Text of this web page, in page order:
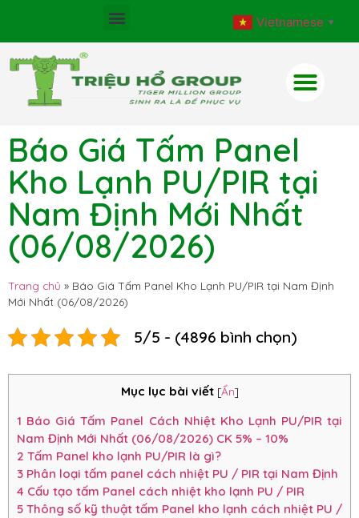
Vietnamese ▼
Báo Giá Tấm Panel
Kho Lạnh PU/PIR tại
Nam Định Mới Nhất
(06/08/2026)
Trang chủ » Báo Giá Tấm Panel Kho Lạnh PU/PIR tại Nam Định
Mới Nhất (06/08/2026)
5/5 - (4896 bình chọn)
Mục lục bài viết [Ẩn]
1 Báo Giá Tấm Panel Cách Nhiệt Kho Lạnh PU/PIR tại
Nam Định Mới Nhất (06/08/2026) CK 5% – 10%
2 Tấm Panel kho lạnh PU/PIR là gì?
3 Phân loại tấm panel cách nhiệt PU / PIR tại Nam Định
4 Cấu tạo tấm Panel cách nhiệt kho lạnh PU / PIR
5 Thông số kỹ thuật tấm Panel kho lạnh cách nhiệt PU /